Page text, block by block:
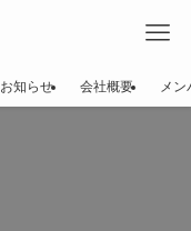
お知らせ 会社概要 メン